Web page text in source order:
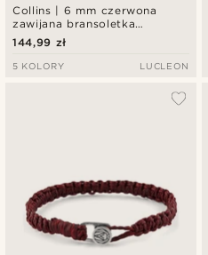
Collins | 6 mm czerwona
zawijana bransoletka
skórzana
144,99 zł
5 KOLORY LUCLEON